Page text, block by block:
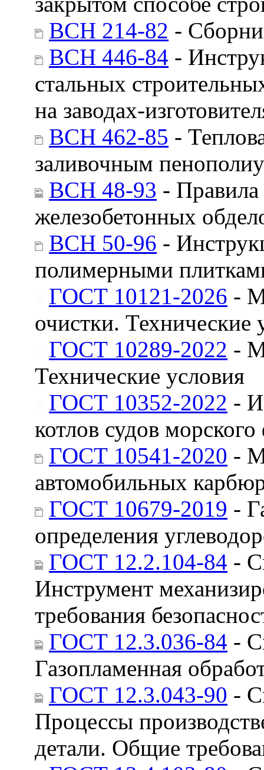
ВСН 214-82 -
ВСН 446-84 -
стальных
на заводах-
ВСН 462-85 -
заливочным
ВСН 48-93 -
железобетонных
ВСН 50-96 -
полимерными
ГОСТ 10121-2026 -
очистки. Технические
ГОСТ 10289-2022 -
Технические условия
ГОСТ 10352-2022 -
котлов судов
ГОСТ 10541-2020 -
автомобильных
ГОСТ 10679-2019 -
определения
ГОСТ 12.2.104-84 -
Инструмент
требования
ГОСТ 12.3.036-84 -
Газопламенная
ГОСТ 12.3.043-90 -
Процессы
детали. Общие